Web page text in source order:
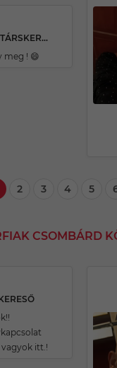
19 ÉVES SOMOGYMEGGYESI TÁRSKERESŐ
meg ! 😄
2 3 4 5
CSOMBÁRD
itt.!